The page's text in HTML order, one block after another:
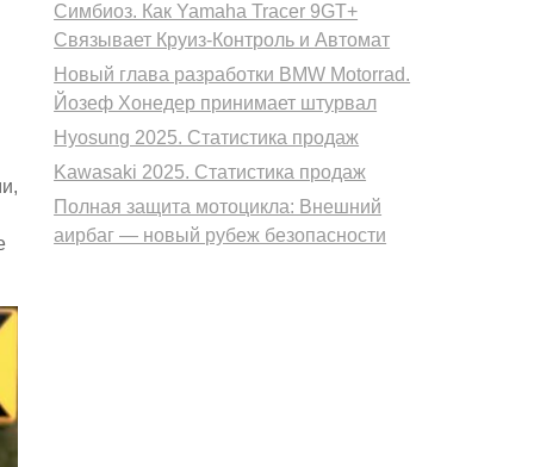
Симбиоз. Как Yamaha Tracer 9GT+
Связывает Круиз-Контроль и Автомат
Новый глава разработки BMW Motorrad.
Йозеф Хонедер принимает штурвал
Hyosung 2025. Статистика продаж
Kawasaki 2025. Статистика продаж
Полная защита мотоцикла: Внешний
аирбаг — новый рубеж безопасности